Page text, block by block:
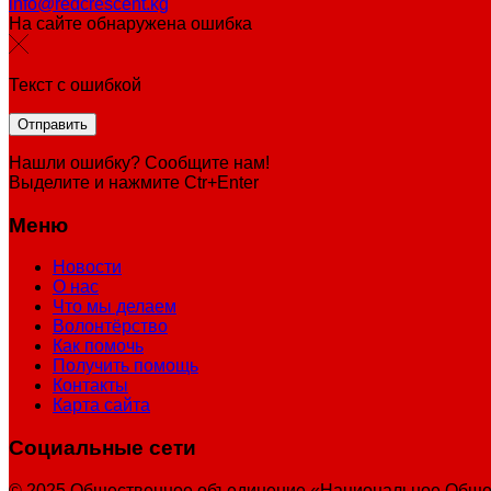
info@redcrescent.kg
На сайте обнаружена ошибка
Текст с ошибкой
Нашли ошибку? Сообщите нам!
Выделите и нажмите Ctr+Enter
Меню
Новости
О нас
Что мы делаем
Волонтёрство
Как помочь
Получить помощь
Контакты
Карта сайта
Социальные сети